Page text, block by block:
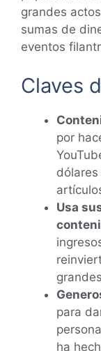
grandes
sumas de
eventos
Claves
por
Usa
para
ha